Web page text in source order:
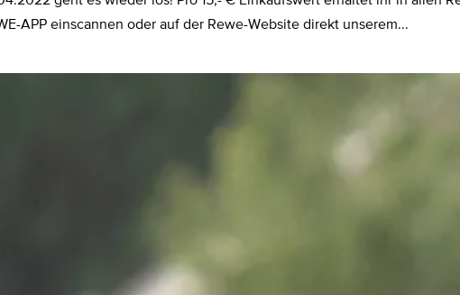
APP einscannen oder auf der Rewe-Website direkt unserem...